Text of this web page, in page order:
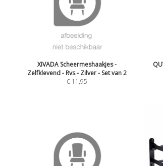
XIVADA Scheermeshaakjes -
Zelfklevend - Rvs - Zilver - Set van 2
€ 11,95